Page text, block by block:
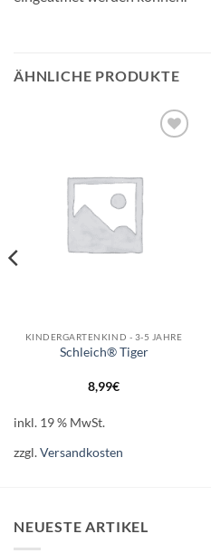
ÄHNLICHE PRODUKTE
KINDERGARTENKIND - 3-5 JAHRE
Schleich® Tiger
8,99€
inkl. 19 % MwSt.
zzgl.Versandkosten
NEUESTE ARTIKEL